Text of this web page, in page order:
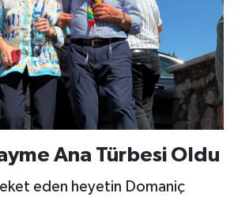
Ana Türbesi Oldu
eden heyetin Domaniç